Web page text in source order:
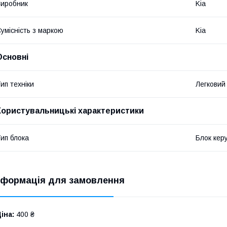
Kia
з маркою Kia
техніки
характеристики
блока Блок
для замовлення
400 ₴